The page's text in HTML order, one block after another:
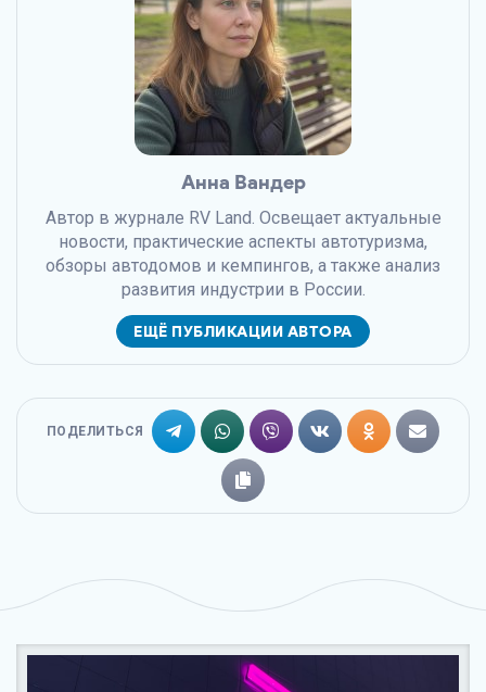
Анна Вандер
Автор в журнале RV Land. Освещает актуальные
новости, практические аспекты автотуризма,
обзоры автодомов и кемпингов, а также анализ
развития индустрии в России.
ЕЩЁ ПУБЛИКАЦИИ АВТОРА
ПОДЕЛИТЬСЯ